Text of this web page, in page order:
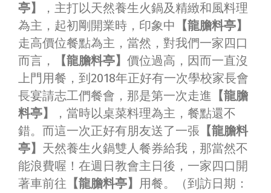
亭】
，主打以天然養生火鍋及精緻和風料理
為主，起初剛開業時，印象中 【龍膽料亭】
走高價位餐點為主，當然，對我們一家四口
而言，
【龍膽料亭】 價位過高，因而一直沒
上門用餐，到2018年正好有一次學校家長會
長宴請志工們餐會，那是第一次走進 【龍膽
料亭】
，當時以桌菜料理為主，餐點還不
錯。而這一次正好有朋友送了一張 【龍膽料
亭】 天然養生火鍋雙人餐券給我，那當然不
能浪費喔！在週日教會主日後，一家四口開
著車前往 【龍膽料亭】 用餐。（到訪日期：